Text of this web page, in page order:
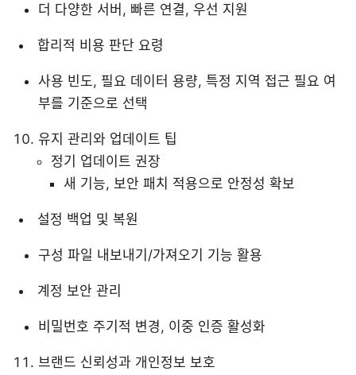
더 다양한 서버, 빠른 연결, 우선 지원
합리적 비용 판단 요령
사용 빈도, 필요 데이터 용량, 특정 지역 접근 필요 여
부를 기준으로 선택
유지 관리와 업데이트 팁
정기 업데이트 권장
새 기능, 보안 패치 적용으로 안정성 확보
설정 백업 및 복원
구성 파일 내보내기/가져오기 기능 활용
계정 보안 관리
비밀번호 주기적 변경, 이중 인증 활성화
브랜드 신뢰성과 개인정보 보호